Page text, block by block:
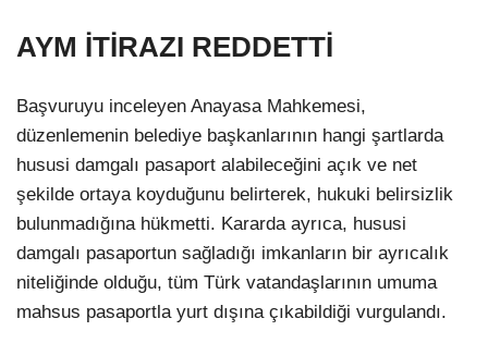
AYM İTİRAZI REDDETTİ
Başvuruyu inceleyen Anayasa Mahkemesi,
düzenlemenin belediye başkanlarının hangi şartlarda
hususi damgalı pasaport alabileceğini açık ve net
şekilde ortaya koyduğunu belirterek, hukuki belirsizlik
bulunmadığına hükmetti. Kararda ayrıca, hususi
damgalı pasaportun sağladığı imkanların bir ayrıcalık
niteliğinde olduğu, tüm Türk vatandaşlarının umuma
mahsus pasaportla yurt dışına çıkabildiği vurgulandı.